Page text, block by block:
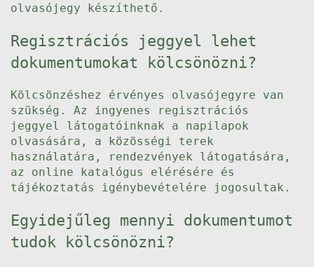
olvasójegy készíthető.
Regisztrációs jeggyel lehet
dokumentumokat kölcsönözni?
Kölcsönzéshez érvényes olvasójegyre van
szükség. Az ingyenes regisztrációs
jeggyel látogatóinknak a napilapok
olvasására, a közösségi terek
használatára, rendezvények látogatására,
az online katalógus elérésére és
tájékoztatás igénybevételére jogosultak.
Egyidejűleg mennyi dokumentumot
tudok kölcsönözni?